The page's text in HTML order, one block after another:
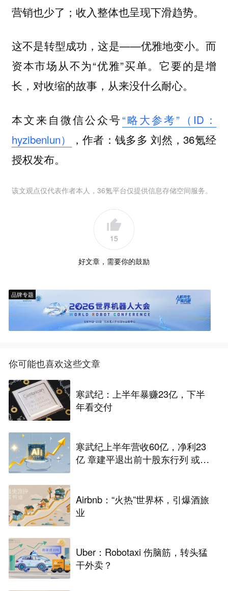
营销也少了；收入整体也呈现下滑趋势。
这不是转型成功，这是——优雅地变小。而
资本市场从不为“优雅”买单。它要的是增
长，对收缩的故事，从来没什么耐心。
本文来自微信公众号“略大参考”（ID：
hyzibenlun）
，作者：钱多多 刘然，36氪经
授权发布。
该文观点仅代表作者本人，36氪平台仅提供信息存储空间服务。
15
好文章，需要你的鼓励
品牌专题
你可能也喜欢这些文章
寒武纪：上半年暴赚23亿，下半
年看交付
寒武纪上半年营收60亿，净利23
亿 章建平退出前十股东行列 或套
Airbnb：“火热”世界杯，引爆酒旅
业
Uber：Robotaxi 伤脑筋，转头猛
干外卖？